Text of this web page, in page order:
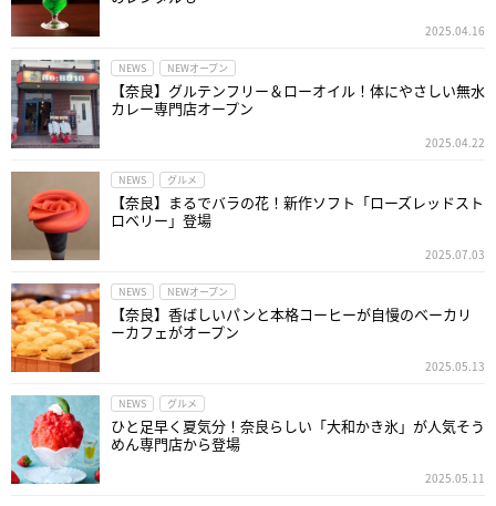
2025.04.16
NEWS NEWオープン
【奈良】グルテンフリー＆ローオイル！体にやさしい無水
カレー専門店オープン
2025.04.22
NEWS グルメ
【奈良】まるでバラの花！新作ソフト「ローズレッドスト
ロベリー」登場
2025.07.03
NEWS NEWオープン
【奈良】香ばしいパンと本格コーヒーが自慢のベーカリ
ーカフェがオープン
2025.05.13
NEWS グルメ
ひと足早く夏気分！奈良らしい「大和かき氷」が人気そう
めん専門店から登場
2025.05.11